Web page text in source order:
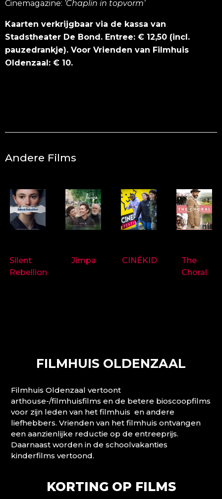
Cinemagazine: ‘Chaplin in topvorm’
Kaarten verkrijgbaar via de kassa van
Stadstheater De Bond. Entree: € 12,50 (incl.
pauzedrankje). Voor Vrienden van Filmhuis
Oldenzaal: € 10.
Andere Films
Silent
Rebellion
Jimpa CINÉKID
The
Choral
FILMHUIS OLDENZAAL
Filmhuis Oldenzaal vertoont
arthouse-/filmhuisfilms en de betere bioscoopfilms
voor zijn leden van het filmhuis en andere
liefhebbers. Vrienden van het filmhuis ontvangen
een aanzienlijke reductie op de entreeprijs.
Daarnaast worden in de schoolvakanties
kinderfilms vertoond.
KORTING OP FILMS